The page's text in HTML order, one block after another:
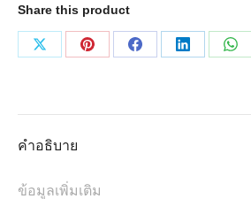
ลอย
ชิ้น
Share this product
Share
Share
Share
Share
คำอธิบาย
ข้อมูลเพิ่มเติม